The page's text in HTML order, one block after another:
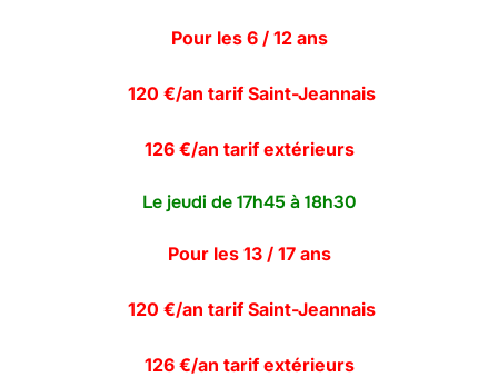
Pour les 6 / 12 ans
120 €/an tarif Saint-Jeannais
126 €/an tarif extérieurs
Le jeudi de 17h45 à 18h30
Pour les 13 / 17 ans
120 €/an tarif Saint-Jeannais
126 €/an tarif extérieurs